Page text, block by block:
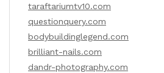
taraftariumtv10.com
questionquery.com
bodybuildinglegend.com
brilliant-nails.com
dandr-photography.com